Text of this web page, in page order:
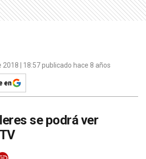
| 18:57 publicado hace 8 años
en
se podrá ver